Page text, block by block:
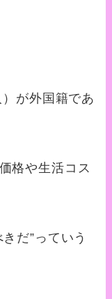
が外国籍であ
格や生活コス
だ”っていう